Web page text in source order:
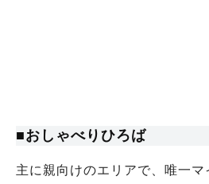
■おしゃべりひろば
主に親向けのエリアで、唯一